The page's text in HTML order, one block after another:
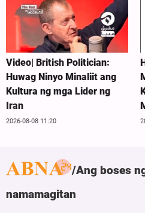
Video| British Politician:
Huwag Ninyo Minaliit ang
Kultura ng mga Lider ng
Iran
2026-08-08 11:20
Ang boses
namamagitan